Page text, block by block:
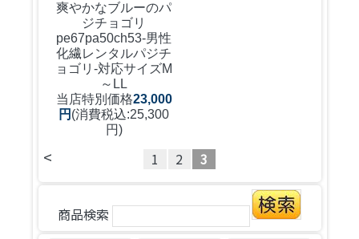
爽やかなブルーのパ
ジチョゴリ
pe67pa50ch53-男性
化繊レンタルパジチ
ョゴリ-対応サイズM
～LL
当店特別価格23,000
円 (消費税込:25,300
円)
< 1 2 3
商品検索